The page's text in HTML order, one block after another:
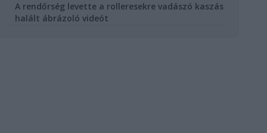
A rendőrség levette a rolleresekre vadászó kaszás
halált ábrázoló videót